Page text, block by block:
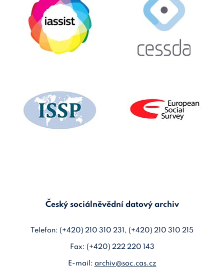
Český sociálněvědní datový archiv
Telefon: (+420) 210 310 231, (+420) 210 310 215
Fax: (+420) 222 220 143
E-mail: archiv@soc.cas.cz